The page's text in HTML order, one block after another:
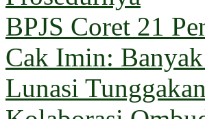
BPJS Coret 21
Cak Imin: Banyak
Lunasi Tunggakan